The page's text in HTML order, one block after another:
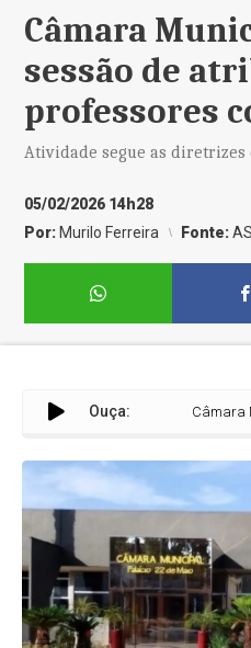
Câmara
sessão de
professores
Atividade segue as diretrizes
05/02/2026 14h28
Por: Murilo Ferreira Fonte:
Ouça: Câmara